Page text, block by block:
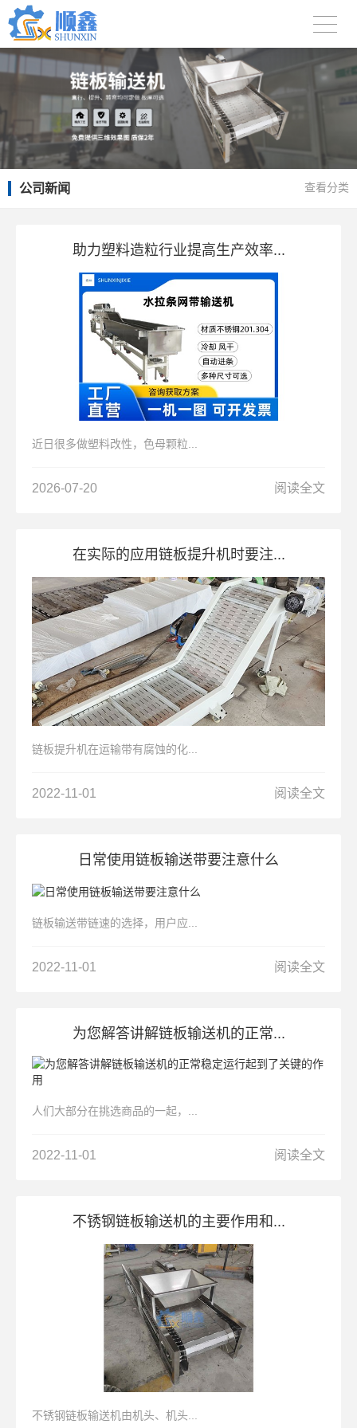
公司新闻 查看分类
助力塑料造粒行业提高生产效率...
近日很多做塑料改性，色母颗粒...
2026-07-20 阅读全文
在实际的应用链板提升机时要注...
链板提升机在运输带有腐蚀的化...
2022-11-01 阅读全文
日常使用链板输送带要注意什么
链板输送带链速的选择，用户应...
2022-11-01 阅读全文
为您解答讲解链板输送机的正常...
人们大部分在挑选商品的一起，...
2022-11-01 阅读全文
不锈钢链板输送机的主要作用和...
不锈钢链板输送机由机头、机头...